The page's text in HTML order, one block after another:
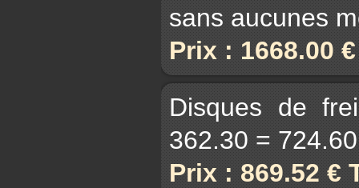
sans aucunes
Prix : 1668.00
Disques de
362.30 =
Prix : 869.52 €